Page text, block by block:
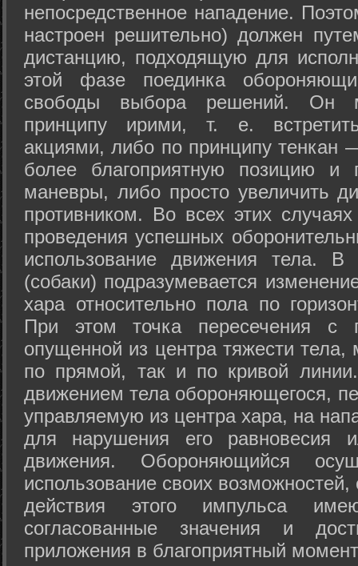
непосредственное нападение.
настроен решительно) должен
дистанцию, подходящую для
этой фазе поединка
свободы выбора решений. Он
принципу ирими, т. е.
акциями, либо по принципу тенкан
более благоприятную позицию и
маневры, либо просто увеличить
противником. Во всех этих
проведения успешных
использование движения тела.
(собаки) подразумевается
хара относительно пола по
При этом точка пересечения с
опущенной из центра тяжести
по прямой, так и по кривой
движением тела обороняющегося,
управляемую из центра хара, на
для нарушения его равновесия
движения. Обороняющийся
использование своих
действия этого импульса
согласованные значения и
приложения в благоприятный